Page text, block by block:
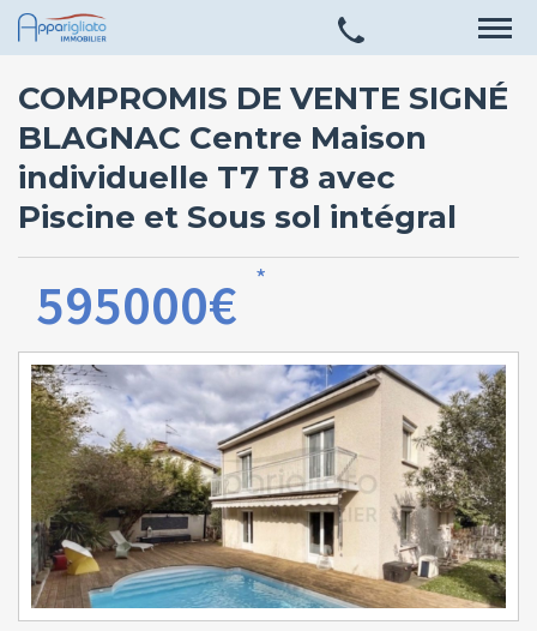
COMPROMIS DE VENTE SIGNÉ
BLAGNAC Centre Maison
individuelle T7 T8 avec
Piscine et Sous sol intégral
595000€ *